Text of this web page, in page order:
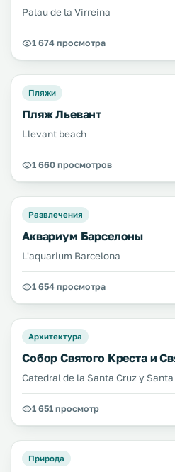
Palau de la Virreina
1 674 просмотра
Пляжи
Пляж Льевант
Llevant beach
1 660 просмотров
Развлечения
Аквариум Барселоны
L'aquarium Barcelona
1 654 просмотра
Архитектура
Собор Святого Креста и
Catedral de la Santa Cruz y
1 651 просмотр
Природа